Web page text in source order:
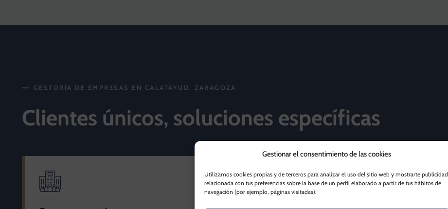
Gestionar el consentimiento de las cookies
Utilizamos cookies propias y de terceros para analizar el uso del sitio web y mostrarte publicidad
relacionada con tus preferencias sobre la base de un perfil elaborado a partir de tus hábitos de
navegación (por ejemplo, páginas visitadas).
GESTORÍA DE EMPRESAS EN CALATAYUD, ZARAGOZA
Clientes únicos, soluciones específicas